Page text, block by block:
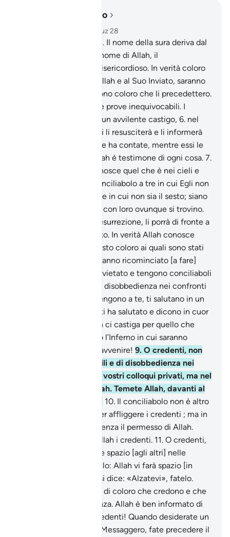
Leggere nel contesto
Capitolo 58, Pagina 543, Juz 28
Post-Eg. n.Di versetti. Il nome della sura deriva dal
contenuto del vers. In nome di Allah, il
Compassionevole, il Misericordioso. In verità coloro
che si oppongono ad Allah e al Suo Inviato, saranno
sgominati come lo furono coloro che li precedettero.
Già facemmo scendere prove inequivocabili. I
miscredenti subiranno un avvilente castigo, 6. nel
Giorno in cui Allah tutti li resusciterà e li informerà
delle loro opere. Allah le ha contate, mentre essi le
hanno dimenticate. Allah è testimone di ogni cosa. 7.
Non vedi che Allah conosce quel che è nei cieli e
sulla terra ? Non c’è conciliabolo a tre in cui Egli non
sia il quarto, né a cinque in cui non sia il sesto; siano
in più o in meno, Egli è con loro ovunque si trovino.
Poi, nel Giorno della Resurrezione, li porrà di fronte a
quello che avranno fatto. In verità Allah conosce
Non hai visto coloro ai quali sono stati
vietati i conciliaboli? Hanno ricominciato [a fare]
quel che era stato loro vietato e tengono conciliaboli
peccaminosi, ostili e di disobbedienza nei confronti
dell’Inviato . Quando vengono a te, ti salutano in un
modo in cui Allah non ti ha salutato e dicono in cuor
loro: «Perché Allah non ci castiga per quello che
diciamo?». Basterà loro l’Inferno in cui saranno
precipitati. Qual tristo avvenire! 9. O credenti, non
siano peccaminosi ostili e di disobbedienza nei
confronti dell’Inviato i vostri colloqui privati, ma nel
bene e nel timor di Allah. Temete Allah, davanti al
Quale sarete radunati. 10. Il conciliabolo non è altro
che opera di Satana, per affliggere i credenti ; ma in
nulla può nuocer loro senza il permesso di Allah.
Confidino dunque in Allah i credenti. 11. O credenti,
quando vi si dice: «Fate spazio [agli altri] nelle
assemblee», allora fatelo: Allah vi farà spazio [in
Paradiso]. E quando vi si dice: «Alzatevi», fatelo.
Allah innalzerà il livello di coloro che credono e che
hanno ricevuto la scienza. Allah è ben informato di
O credenti! Quando desiderate un
incontro privato con il Messaggero, fate precedere il